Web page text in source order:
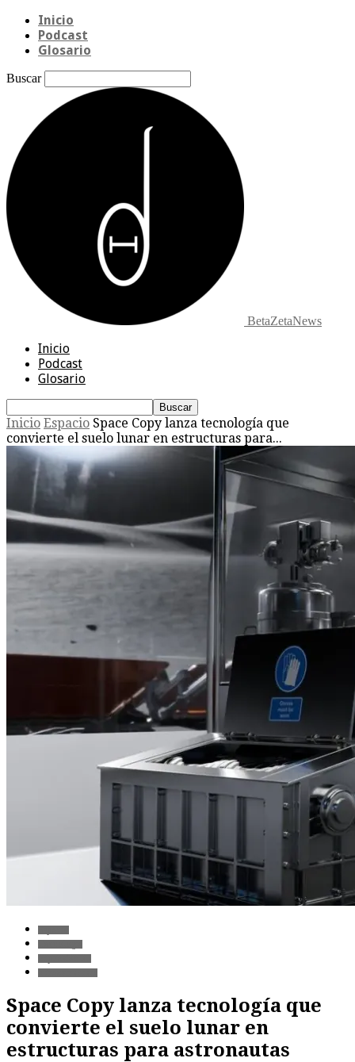
Inicio
Podcast
Glosario
Buscar
BetaZetaNews
Inicio
Podcast
Glosario
Inicio Espacio Space Copy lanza tecnología que
convierte el suelo lunar en estructuras para...
Space Copy lanza tecnología que
convierte el suelo lunar en
estructuras para astronautas